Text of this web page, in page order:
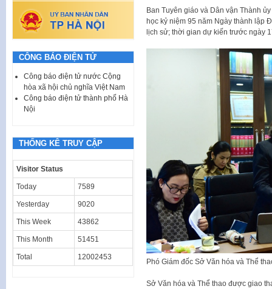
Ban Tuyên giáo và Dân vận Thành
học kỷ niệm 95 năm Ngày thành lập
lịch sử; thời gian dự kiến trước ngày
Phó Giám đốc Sở Văn hóa và Thể
Sở Văn hóa và Thể thao được giao
CÔNG BÁO ĐIỆN TỬ
Công báo điện tử nước Cộng
hòa xã hội chủ nghĩa Việt Nam
Công báo điện tử thành phố Hà
Nội
THỐNG KÊ TRUY CẬP
Visitor Status
Today 7589
Yesterday 9020
This Week 43862
This Month 51451
Total 12002453